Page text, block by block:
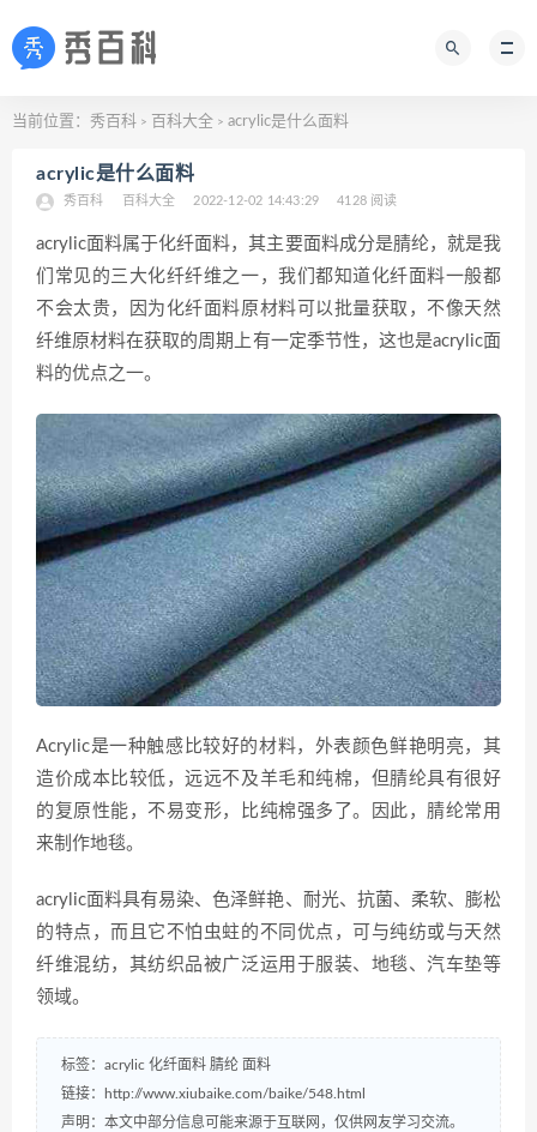
当前位置： 秀百科 > 百科大全 > acrylic是什么面料
acrylic是什么面料
秀百科 百科大全 2022-12-02 14:43:29 4128 阅读
acrylic面料属于化纤面料，其主要面料成分是腈纶，就是我
们常见的三大化纤纤维之一，我们都知道化纤面料一般都
不会太贵，因为化纤面料原材料可以批量获取，不像天然
纤维原材料在获取的周期上有一定季节性，这也是acrylic面
料的优点之一。
Acrylic是一种触感比较好的材料，外表颜色鲜艳明亮，其
造价成本比较低，远远不及羊毛和纯棉，但腈纶具有很好
的复原性能，不易变形，比纯棉强多了。因此，腈纶常用
来制作地毯。
acrylic面料具有易染、色泽鲜艳、耐光、抗菌、柔软、膨松
的特点，而且它不怕虫蛀的不同优点，可与纯纺或与天然
纤维混纺，其纺织品被广泛运用于服装、地毯、汽车垫等
领域。
标签： acrylic 化纤面料 腈纶 面料
链接：
http://www.xiubaike.com/baike/548.html
声明：本文中部分信息可能来源于互联网，仅供网友学习交流。